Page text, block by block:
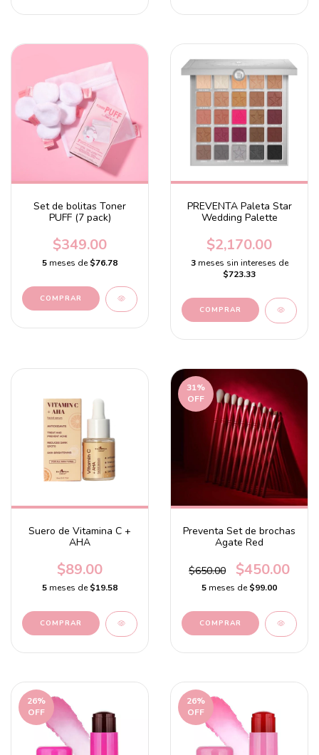
Set de bolitas Toner
PUFF (7 pack)
$349.00
5 meses de$76.78
PREVENTA Paleta Star
Wedding Palette
$2,170.00
3 meses sin intereses de
$723.33
Suero de Vitamina C +
AHA
$89.00
5 meses de$19.58
31%
OFF
Preventa Set de brochas
Agate Red
$650.00 $450.00
5 meses de$99.00
26%
OFF
26%
OFF